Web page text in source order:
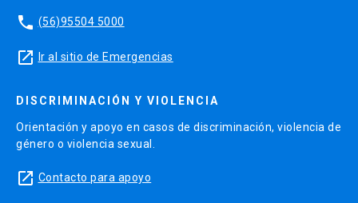
phone (56)95504 5000
launch Ir al sitio de Emergencias
DISCRIMINACIÓN Y VIOLENCIA
Orientación y apoyo en casos de discriminación, violencia de
género o violencia sexual.
launch Contacto para apoyo